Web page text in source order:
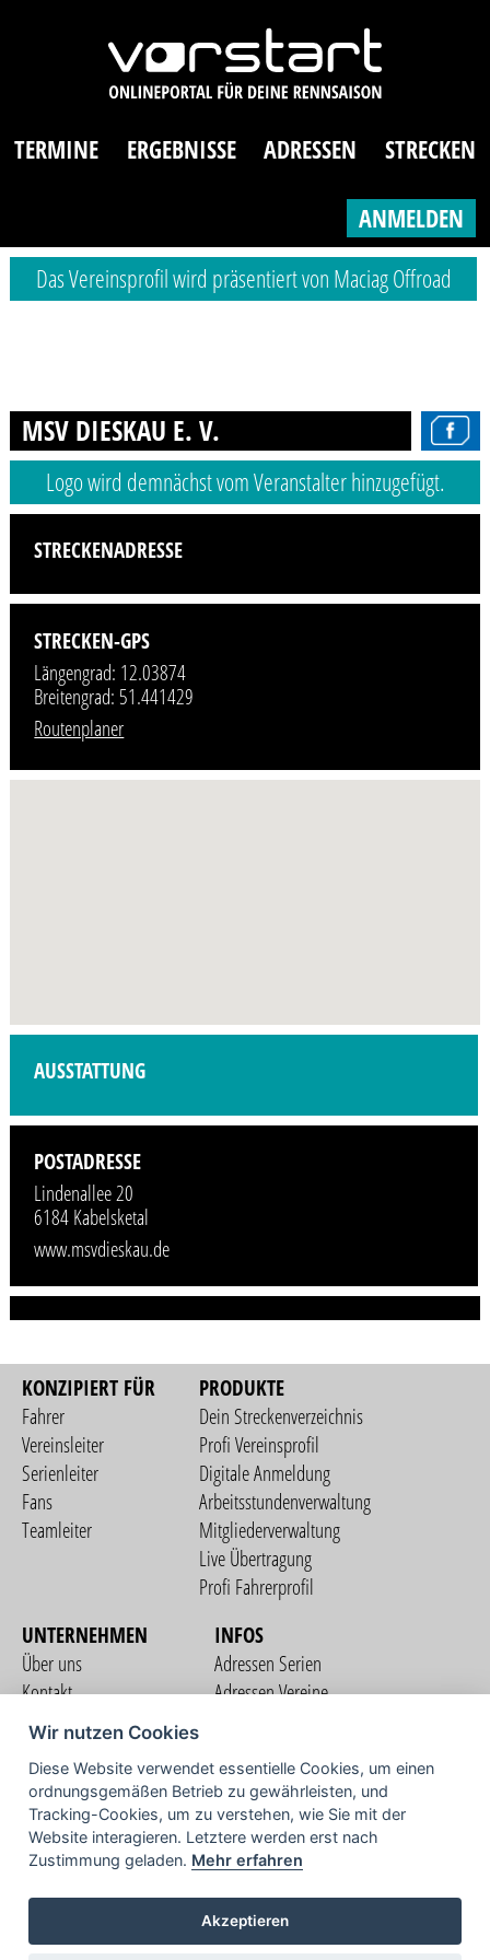
TERMINE ERGEBNISSE ADRESSEN STRECKEN
ANMELDEN
Das Vereinsprofil wird präsentiert von Maciag Offroad
MSV DIESKAU E. V.
Logo wird demnächst vom Veranstalter hinzugefügt.
STRECKENADRESSE
STRECKEN-GPS
Längengrad: 12.03874
Breitengrad: 51.441429
Routenplaner
Profilbild wird demnächst vom Veranstalter hinzugefügt.
AUSSTATTUNG
POSTADRESSE
Lindenallee 20
6184 Kabelsketal
www.msvdieskau.de
KONZIPIERT FÜR
Fahrer
Vereinsleiter
Serienleiter
Fans
Teamleiter
PRODUKTE
Dein Streckenverzeichnis
Profi Vereinsprofil
Digitale Anmeldung
Arbeitsstundenverwaltung
Mitgliederverwaltung
Live Übertragung
Profi Fahrerprofil
UNTERNEHMEN
Über uns
Kontakt
Nutzungsbedingungen
Datenschutzerklärung
Impressum
INFOS
Adressen Serien
Adressen Vereine
COMMUNITY
TV
Wir nutzen Cookies
Diese Website verwendet essentielle Cookies, um einen
ordnungsgemäßen Betrieb zu gewährleisten, und
Tracking-Cookies, um zu verstehen, wie Sie mit der
Website interagieren. Letztere werden erst nach
Zustimmung geladen. Mehr erfahren
Akzeptieren